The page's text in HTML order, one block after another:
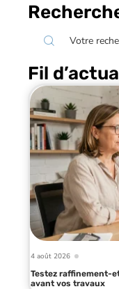
Fil
4 août 2026
Testez raffinement-
avant vos travaux